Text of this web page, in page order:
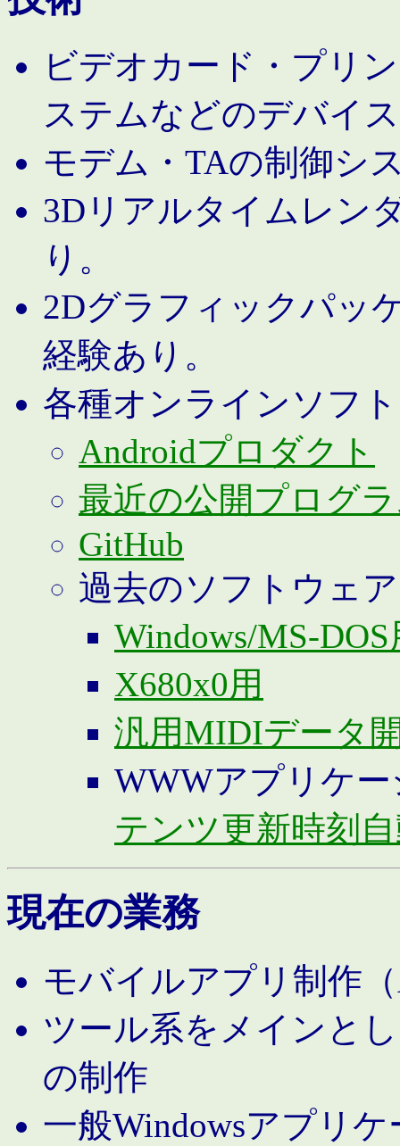
ビデオカード・プリ
ステムなどのデバイ
モデム・TAの制御シ
3Dリアルタイムレン
り。
2Dグラフィックパッ
経験あり。
各種オンラインソフ
Androidプロダクト
最近の公開プログ
GitHub
過去のソフトウェア
Windows/MS-DOS
X680x0用
汎用MIDIデータ
WWWアプリケ
テンツ更新時刻
現在の業務
モバイルアプリ制作
ツール系をメインと
の制作
一般Windowsアプリ